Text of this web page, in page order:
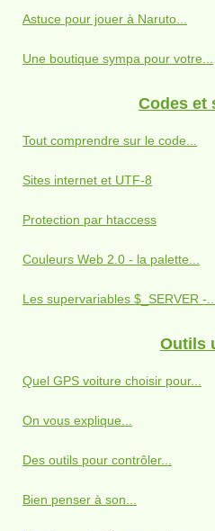
Astuce pour jouer à Naruto...
Une boutique sympa pour votre...
Codes et
Tout comprendre sur le code...
Sites internet et UTF-8
Protection par htaccess
Couleurs Web 2.0 - la palette...
Les supervariables $_SERVER -...
Outils
Quel GPS voiture choisir pour...
On vous explique...
Des outils pour contrôler...
Bien penser à son...